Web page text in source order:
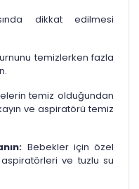
dikkat edilmesi
temizlerken fazla
temiz olduğundan
ve aspiratörü temiz
Bebekler için özel
ve tuzlu su